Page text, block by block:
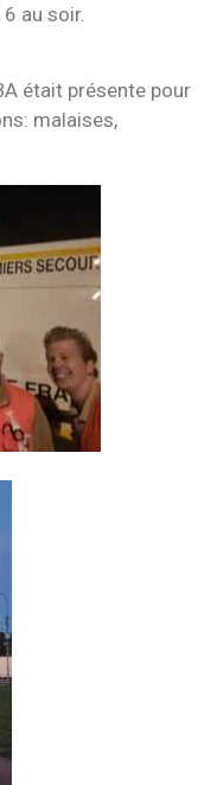
au soir.
était présente pour
malaises,